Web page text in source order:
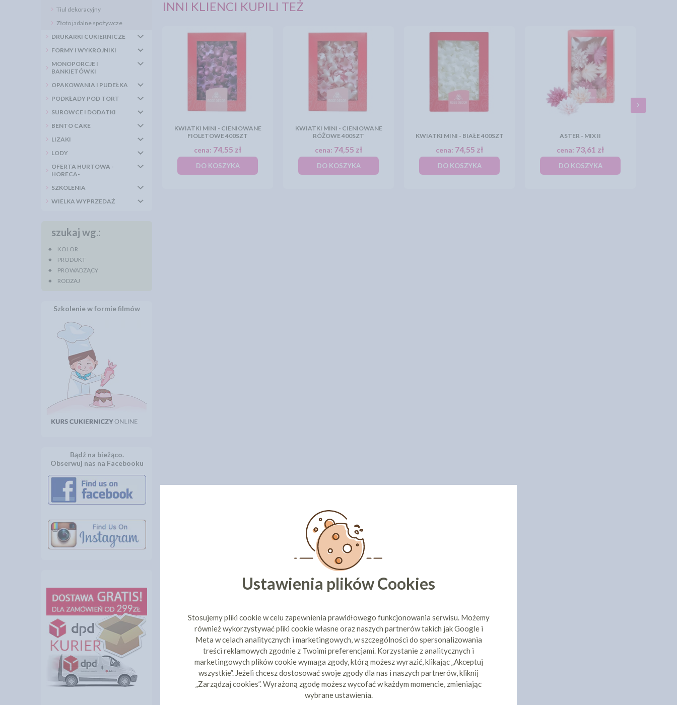
Tiul dekoracyjny
Złoto jadalne spożywcze
DRUKARKI CUKIERNICZE
FORMY I WYKROJNIKI
MONOPORCJE I
BANKIETÓWKI
OPAKOWANIA I PUDEŁKA
PODKŁADY POD TORT
SUROWCE I DODATKI
BENTO CAKE
LIZAKI
LODY
OFERTA HURTOWA -
HORECA-
SZKOLENIA
WIELKA WYPRZEDAŻ
szukaj wg.:
KOLOR
PRODUKT
PROWADZĄCY
RODZAJ
Szkolenie w formie filmów
Bądź na bieżąco.
Obserwuj nas na Facebooku
INNI KLIENCI KUPILI TEŻ
KWIATKI MINI - CIENIOWANE
FIOLETOWE 400SZT
cena: 74,55 zł
DO KOSZYKA
KWIATKI MINI - CIENIOWANE
RÓŻOWE 400SZT
cena: 74,55 zł
DO KOSZYKA
KWIATKI MINI - BIAŁE 400SZT
cena: 74,55 zł
DO KOSZYKA
ASTER - MIX II
cena: 73,61 zł
DO KOSZYKA
Ustawienia plików Cookies
Stosujemy pliki cookie w celu zapewnienia prawidłowego funkcjonowania serwisu. Możemy
również wykorzystywać pliki cookie własne oraz naszych partnerów takich jak Google i
Meta w celach analitycznych i marketingowych, w szczególności do spersonalizowania
treści reklamowych zgodnie z Twoimi preferencjami. Korzystanie z analitycznych i
marketingowych plików cookie wymaga zgody, którą możesz wyrazić, klikając „Akceptuj
wszystkie”. Jeżeli chcesz dostosować swoje zgody dla nas i naszych partnerów, kliknij
„Zarządzaj cookies”. Wyrażoną zgodę możesz wycofać w każdym momencie, zmieniając
wybrane ustawienia.